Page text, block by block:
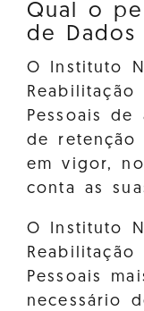
Qual o
de Dados
O Instituto
Reabilitação
Pessoais
de retenção
em vigor,
conta as
O Instituto
Reabilitação
Pessoais
necessário